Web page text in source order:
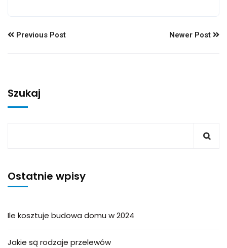
Previous Post Newer Post
Szukaj
Ostatnie wpisy
Ile kosztuje budowa domu w 2024
Jakie są rodzaje przelewów